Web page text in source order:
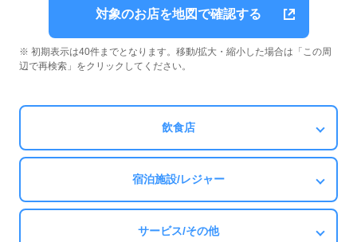
対象のお店を地図で確認する
※ 初期表示は40件までとなります。移動/拡大・縮小した場合は「この周
辺で再検索」をクリックしてください。
飲食店
宿泊施設/レジャー
サービス/その他